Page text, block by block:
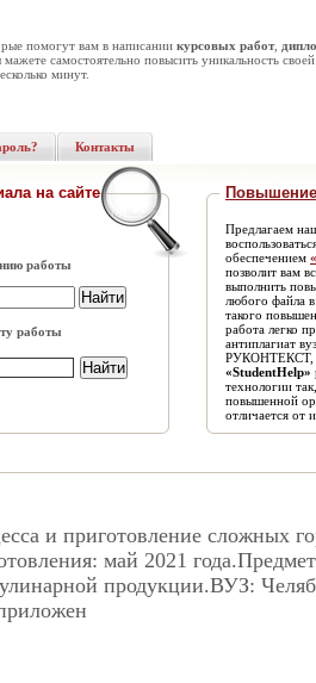
помогут вам в написании курсовых работ,
мажете самостоятельно повысить уникальность
минут.
Контакты
на сайте
работы
работы
Предлагаем
обеспечением
позволит вам
выполнить
любого файла
такого
работа легко
антиплагиат
РУКОНТЕКСТ,
«StudentHelp»
технологии
повышенной
отличается от
и приготовление сложных
май 2021
продукции.ВУЗ: